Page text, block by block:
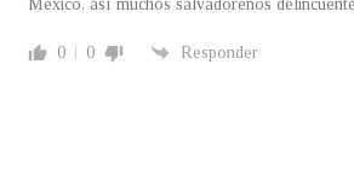
México, así muchos salvadoreños
0 0 Responder